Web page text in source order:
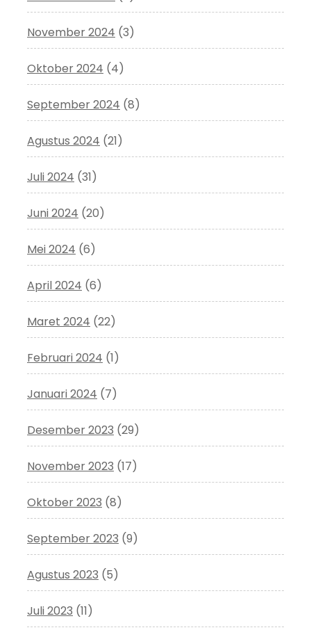
November 2024 (3)
Oktober 2024 (4)
September 2024 (8)
Agustus 2024 (21)
Juli 2024 (31)
Juni 2024 (20)
Mei 2024 (6)
April 2024 (6)
Maret 2024 (22)
Februari 2024 (1)
Januari 2024 (7)
Desember 2023 (29)
November 2023 (17)
Oktober 2023 (8)
September 2023 (9)
Agustus 2023 (5)
Juli 2023 (11)